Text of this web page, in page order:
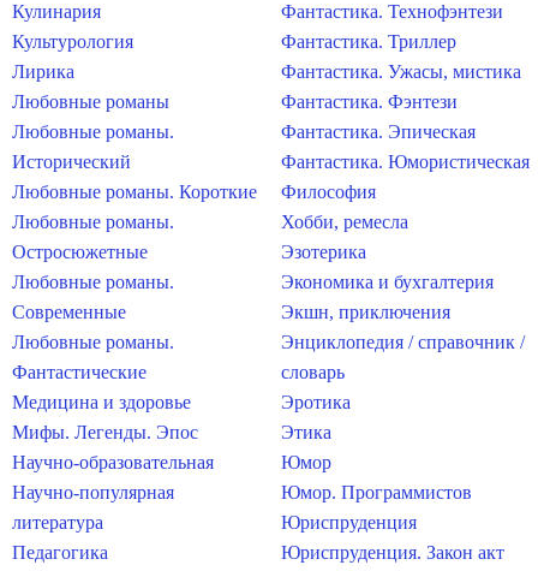
Кулинария
Культурология
Лирика
Любовные романы
Любовные романы.
Исторический
Любовные романы. Короткие
Любовные романы.
Остросюжетные
Любовные романы.
Современные
Любовные романы.
Фантастические
Медицина и здоровье
Мифы. Легенды. Эпос
Научно-образовательная
Научно-популярная
литература
Педагогика
Фантастика. Технофэнтези
Фантастика. Триллер
Фантастика. Ужасы, мистика
Фантастика. Фэнтези
Фантастика. Эпическая
Фантастика. Юмористическая
Философия
Хобби, ремесла
Эзотерика
Экономика и бухгалтерия
Экшн, приключения
Энциклопедия / справочник /
словарь
Эротика
Этика
Юмор
Юмор. Программистов
Юриспруденция
Юриспруденция. Закон акт